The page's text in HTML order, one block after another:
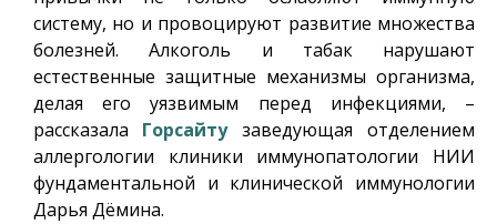
систему, но и провоцируют развитие множества
болезней. Алкоголь и табак нарушают
естественные защитные механизмы организма,
делая его уязвимым перед инфекциями, –
рассказала Горсайтузаведующая отделением
аллергологии клиники иммунопатологии НИИ
фундаментальной и клинической иммунологии
Дарья Дёмина.